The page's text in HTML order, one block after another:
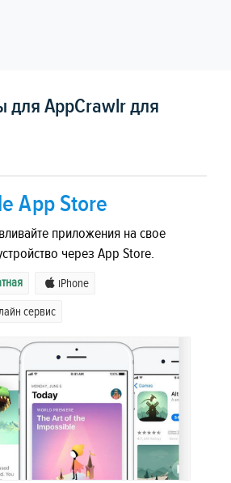
для AppCrawlr для
App Store
приложения на свое
через App Store.
iPhone
сервис